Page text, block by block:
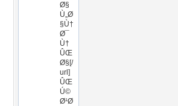
Ø§
Ù„Ø
§Ù†
Ø¯
Ù†
ÛŒ
Ø§[/
url]
ÛŒ
Ú©
Ø¹Ø